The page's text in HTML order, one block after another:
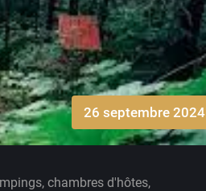
26 septembre 2024
, chambres d'hôtes,